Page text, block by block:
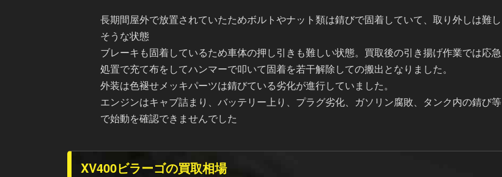
長期間屋外で放置されていたためボルトやナット類は錆びで固着していて、取り外しは難し
そうな状態
ブレーキも固着しているため車体の押し引きも難しい状態。買取後の引き揚げ作業では応急
処置で充て布をしてハンマーで叩いて固着を若干解除しての搬出となりました。
外装は色褪せメッキパーツは錆びている劣化が進行していました。
エンジンはキャブ詰まり、バッテリー上り、プラグ劣化、ガソリン腐敗、タンク内の錆び等
で始動を確認できませんでした
XV400ビラーゴの買取相場